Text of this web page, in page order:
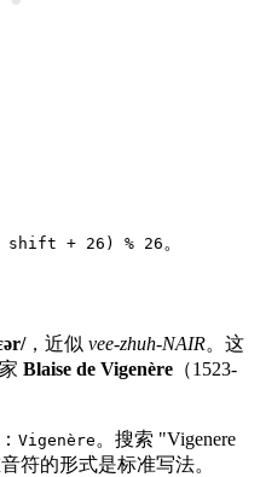
shift + 26) % 26 。
，近似 vee-zhuh-NAIR。这
Blaise de Vigenère （1523-
Vigenère 。搜索 "Vigenere
符的形式是标准写法。